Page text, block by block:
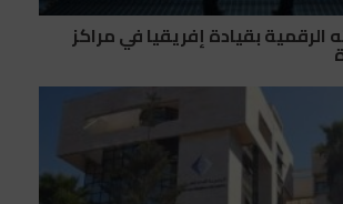
الرقمية بقيادة إفريقيا في مراكز